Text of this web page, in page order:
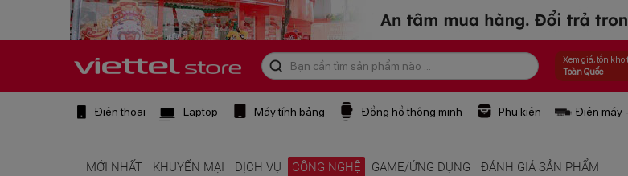
Xem giá, tồn kho
Toàn Quốc
Điện thoại Laptop Máy tính bảng Đồng hồ thông minh Phụ kiện Điện máy
MỚI NHẤT KHUYẾN MẠI DỊCH VỤ CÔNG NGHỆ GAME/ỨNG DỤNG ĐÁNH GIÁ SẢN PHẨM